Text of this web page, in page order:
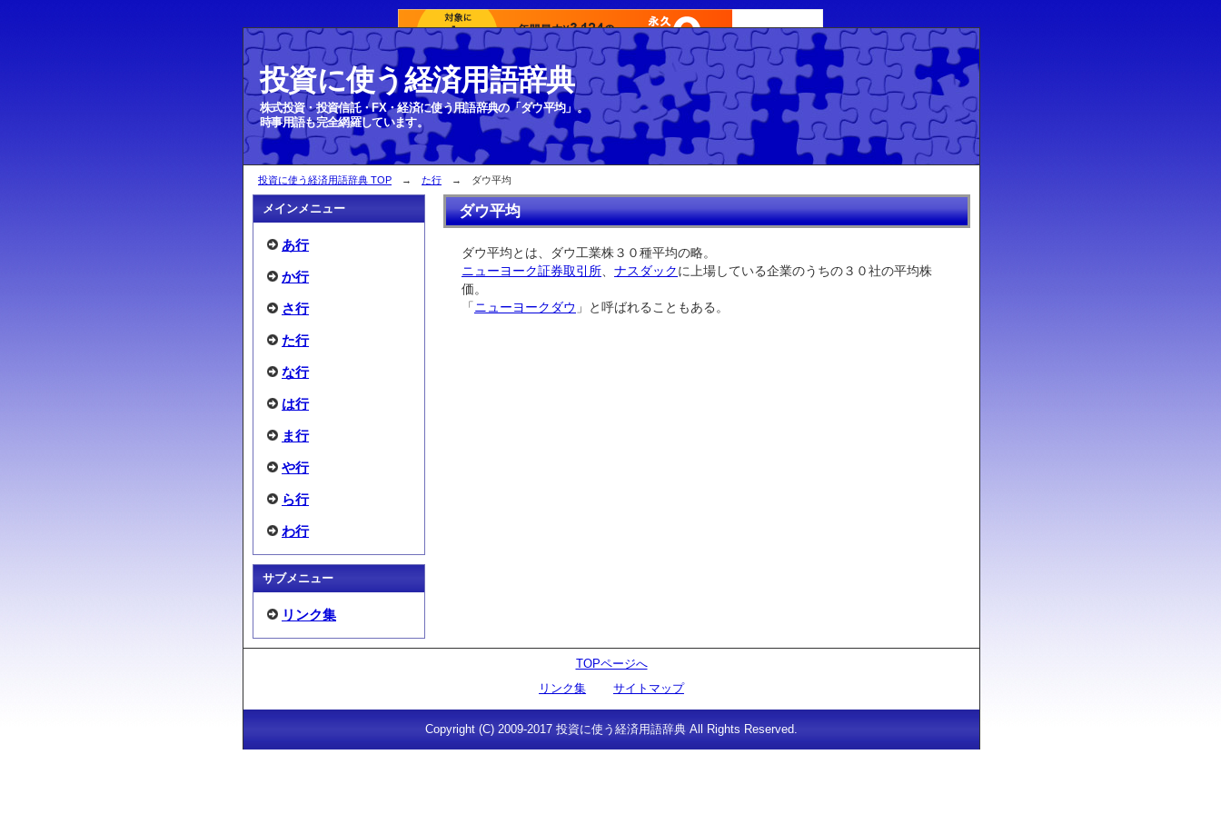
ダウ平均
投資に使う経済用語辞典 TOP → た行 → ダウ平均
ダウ平均
ダウ平均とは、ダウ工業株３０種平均の略。
ニューヨーク証券取引所
ナスダックに上場している企業のうちの３０社の平均株
価。
「ニューヨークダウ 」と呼ばれることもある。
メインメニュー
あ行
か行
さ行
た行
な行
は行
ま行
や行
ら行
わ行
サブメニュー
リンク集
TOPページへ
リンク集
サイトマップ
Copyright (C) 2009-2017 投資に使う経済用語辞典 All Rights Reserved.
投資に使う経済用語辞典
株式投資・投資信託・FX・経済に使う用語辞典の「ダウ平均」。
時事用語も完全網羅しています。